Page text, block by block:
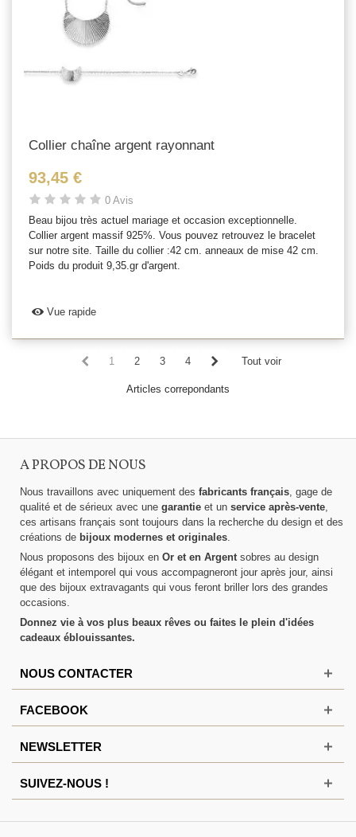
Collier chaîne argent rayonnant
93,45 €
0 Avis
Beau bijou très actuel mariage et occasion exceptionnelle.
Collier argent massif 925%. Vous pouvez retrouvez le bracelet
sur notre site. Taille du collier :42 cm. anneaux de mise 42 cm.
Poids du produit 9,35.gr d'argent.
Vue rapide
1 2 3 4 Tout voir
Articles correpondants
A PROPOS DE NOUS
Nous travaillons avec uniquement des fabricants français , gage de
qualité et de sérieux avec une garantie et un service après-vente
ces artisans français sont toujours dans la recherche du design et des
créations de bijoux modernes et originales
Nous proposons des bijoux en Or et en Argent sobres au design
élégant et intemporel qui vous accompagneront jour après jour, ainsi
que des bijoux extravagants qui vous feront briller lors des grandes
occasions.
Donnez vie à vos plus beaux rêves ou faites le plein d'idées
cadeaux éblouissantes.
NOUS CONTACTER
FACEBOOK
NEWSLETTER
SUIVEZ-NOUS !